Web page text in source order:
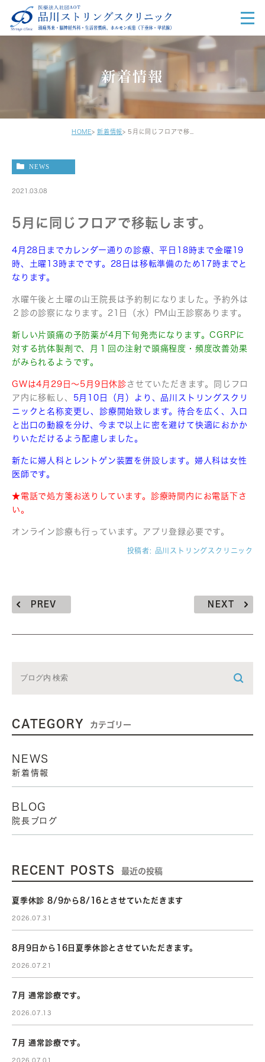
新着情報
HOME 新着情報
NEWS
2021.03.08
5月に同じフロアで移転します。
4月28日までカレンダー通りの診療、平日18時まで金曜19
時、土曜13時までです。28日は移転準備のため17時までと
なります。
水曜午後と土曜の山王院長は予約制になりました。予約外は
２診の診察になります。21日（水）PM山王診察あります。
新しい片頭痛の予防薬が4月下旬発売になります。CGRPに
対する抗体製剤で、月１回の注射で頭痛程度・頻度改善効果
がみられるようです。
GWは4月29日〜5月9日休診 させていただきます。同じフロ
ア内に移転し、 5月10日（月）より、品川ストリングスクリ
ニックと名称変更し、診療開始致します。待合を広く、入口
と出口の動線を分け、今まで以上に密を避けて快適におかか
りいただけるよう配慮しました。
新たに婦人科とレントゲン装置を併設します。婦人科は女性
医師です。
★電話で処方箋お送りしています。診療時間内にお電話下さ
い。
オンライン診療も行っています。アプリ登録必要です。
投稿者: 品川ストリングスクリニック
PREV NEXT
CATEGORY カテゴリー
NEWS
新着情報
BLOG
院長ブログ
RECENT POSTS 最近の投稿
夏季休診 8/9から8/16とさせていただきます
2026.07.31
8月9日から16日夏季休診とさせていただきます。
2026.07.21
7月 通常診療です。
2026.07.13
7月 通常診療です。
2026.07.01